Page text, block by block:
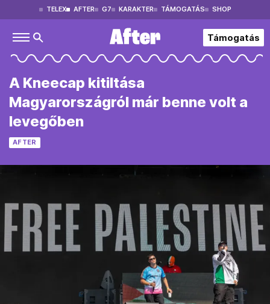
TELEX AFTER G7 KARAKTER TÁMOGATÁS SHOP
Támogatás
A Kneecap kitiltása
Magyarországról már benne volt a
levegőben
AFTER